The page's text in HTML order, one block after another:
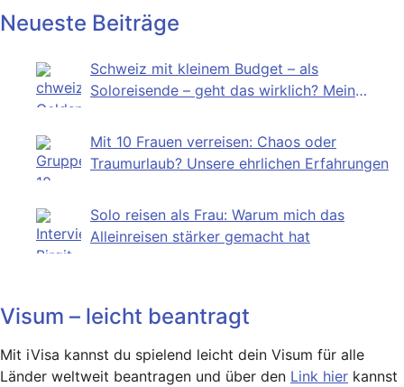
Neueste Beiträge
Schweiz mit kleinem Budget – als
Soloreisende – geht das wirklich? Mein
Mit 10 Frauen verreisen: Chaos oder
Traumurlaub? Unsere ehrlichen Erfahrungen
Solo reisen als Frau: Warum mich das
Alleinreisen stärker gemacht hat
Visum – leicht beantragt
Mit iVisa kannst du spielend leicht dein Visum für alle
Länder weltweit beantragen und über den Link hier kannst